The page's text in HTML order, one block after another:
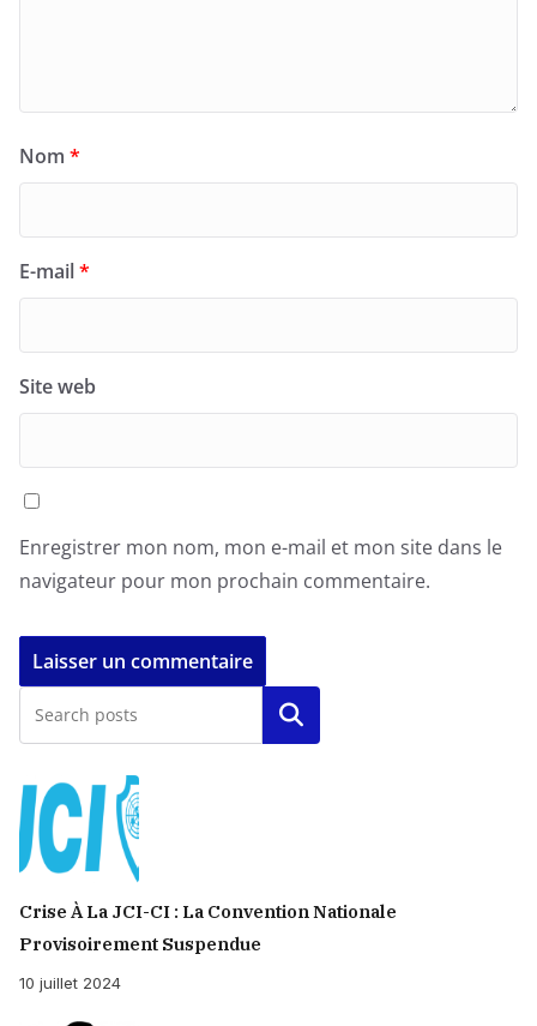
Nom *
E-mail*
Site web
Enregistrer mon nom, mon e-mail et mon site dans le
navigateur pour mon prochain commentaire.
Rechercher
Crise À La JCI-CI : La Convention Nationale
Provisoirement Suspendue
10 juillet 2024